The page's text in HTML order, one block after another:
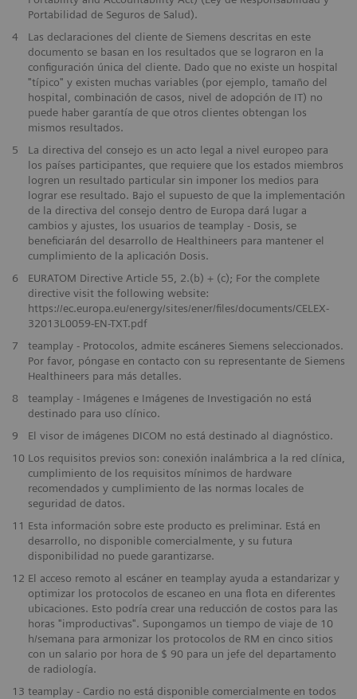
Portabilidad de Seguros de Salud).
4
Las declaraciones del cliente de Siemens descritas en este
documento se basan en los resultados que se lograron en la
configuración única del cliente. Dado que no existe un hospital
"típico" y existen muchas variables (por ejemplo, tamaño del
hospital, combinación de casos, nivel de adopción de IT) no
puede haber garantía de que otros clientes obtengan los
mismos resultados.
5
La directiva del consejo es un acto legal a nivel europeo para
los países participantes, que requiere que los estados miembros
logren un resultado particular sin imponer los medios para
lograr ese resultado. Bajo el supuesto de que la implementación
de la directiva del consejo dentro de Europa dará lugar a
cambios y ajustes, los usuarios de teamplay - Dosis, se
beneficiarán del desarrollo de Healthineers para mantener el
cumplimiento de la aplicación Dosis.
6
EURATOM Directive Article 55, 2.(b) + (c); For the complete
directive visit the following website:
https://ec.europa.eu/energy/sites/ener/files/documents/CELEX-
32013L0059-EN-TXT.pdf
7
teamplay - Protocolos, admite escáneres Siemens seleccionados.
Por favor, póngase en contacto con su representante de Siemens
Healthineers para más detalles.
8
teamplay - Imágenes e Imágenes de Investigación no está
destinado para uso clínico.
9
El visor de imágenes DICOM no está destinado al diagnóstico.
10 Los requisitos previos son: conexión inalámbrica a la red clínica,
cumplimiento de los requisitos mínimos de hardware
recomendados y cumplimiento de las normas locales de
seguridad de datos.
11 Esta información sobre este producto es preliminar. Está en
desarrollo, no disponible comercialmente, y su futura
disponibilidad no puede garantizarse.
12 El acceso remoto al escáner en teamplay ayuda a estandarizar y
optimizar los protocolos de escaneo en una flota en diferentes
ubicaciones. Esto podría crear una reducción de costos para las
horas "improductivas". Supongamos un tiempo de viaje de 10
h/semana para armonizar los protocolos de RM en cinco sitios
con un salario por hora de $ 90 para un jefe del departamento
de radiología.
13 teamplay - Cardio no está disponible comercialmente en todos